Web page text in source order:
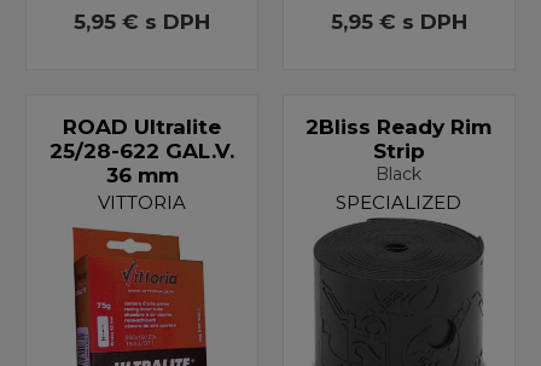
5,95 € s DPH 5,95 € s DPH
ROAD Ultralite
25/28-622 GAL.V.
36 mm
VITTORIA
2Bliss Ready Rim
Strip
Black
SPECIALIZED